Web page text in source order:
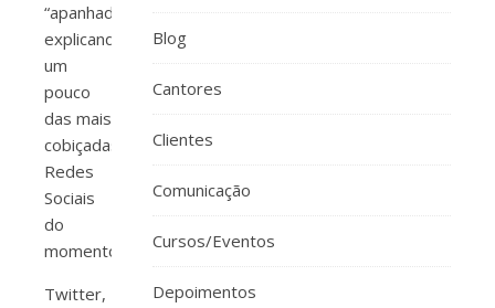
“apanhado”
explicando
um
pouco
das mais
cobiçadas
Redes
Sociais
do
momento.
Twitter,
Blog
Cantores
Clientes
Comunicação
Cursos/Eventos
Depoimentos